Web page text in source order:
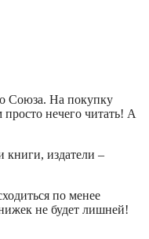
Союза. На покупку
нечего читать! А
книги, издатели –
по менее
не будет лишней!